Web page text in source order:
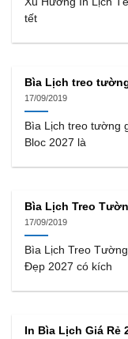
tết
Bìa Lịch treo
17/09/2019
Bìa Lịch treo tường
Bloc 2027 là
Bìa Lịch Treo
17/09/2019
Bìa Lịch Treo
Đẹp 2027 có kích
In Bìa Lịch Giá Rẻ